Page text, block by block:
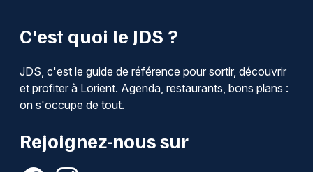
C'est quoi le JDS ?
JDS, c'est le guide de référence pour sortir, découvrir
et profiter à Lorient. Agenda, restaurants, bons plans :
on s'occupe de tout.
Rejoignez-nous sur